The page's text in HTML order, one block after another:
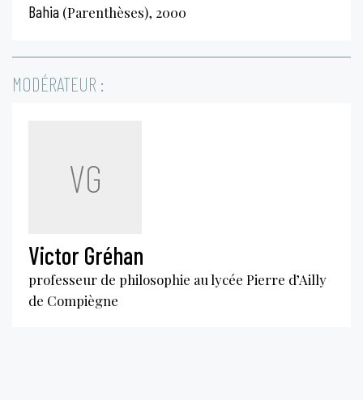
Bahia (Parenthèses), 2000
MODÉRATEUR :
VG
Victor Gréhan
professeur de philosophie au lycée Pierre d’Ailly
de Compiègne